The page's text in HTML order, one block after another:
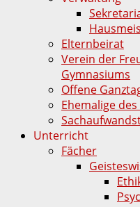
Elternbeirat
Verein der
Gymnasiums
Offene
Ehemalige des
Unterricht
Fächer